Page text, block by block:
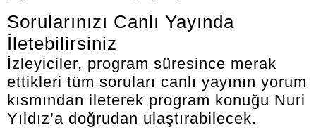
Sorularınızı Canlı Yayında
İletebilirsiniz
İzleyiciler, program süresince merak
ettikleri tüm soruları canlı yayının yorum
kısmından ileterek program konuğu Nuri
Yıldız’a doğrudan ulaştırabilecek.